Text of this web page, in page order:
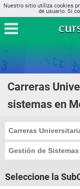
Nuestro sitio utiliza cookies
de usuario. Si
Carreras
sistemas en
Carreras
Gestión de Sistemas
Seleccione la